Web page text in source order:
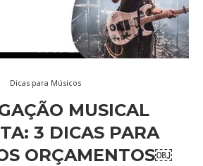
Dicas para Músicos
MUSICAL
3 DICAS PARA
ORÇAMENTOS￼